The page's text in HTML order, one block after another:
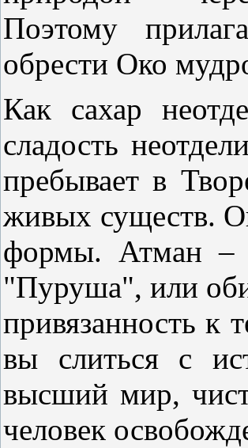
Поэтому
обрести Око
Как сахар
сладость
пребывает в
живых существ.
формы. Атман –
"Пуруша", или
привязанность к
вы слиться с
высший мир,
человек